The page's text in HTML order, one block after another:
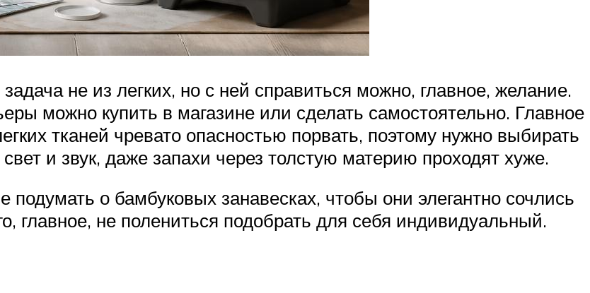
не из легких, но с ней справиться можно, главное, желание.
можно купить в магазине или сделать самостоятельно. Главное
тканей чревато опасностью порвать, поэтому нужно выбирать
и звук, даже запахи через толстую материю проходят хуже.
о бамбуковых занавесках, чтобы они элегантно сочлись
главное, не полениться подобрать для себя индивидуальный.